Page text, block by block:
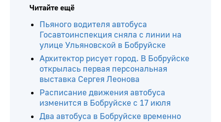
Читайте ещё
Пьяного водителя автобуса
Госавтоинспекция сняла с линии на
улице Ульяновской в Бобруйске
Архитектор рисует город. В Бобруйске
открылась первая персональная
выставка Сергея Леонова
Расписание движения автобуса
изменится в Бобруйске с 17 июля
Два автобуса в Бобруйске временно